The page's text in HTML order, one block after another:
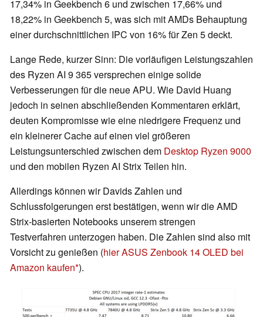
17,34% in Geekbench 6 und zwischen 17,66% und
18,22% in Geekbench 5, was sich mit AMDs Behauptung
einer durchschnittlichen IPC von 16% für Zen 5 deckt.
Lange Rede, kurzer Sinn: Die vorläufigen Leistungszahlen
des Ryzen AI 9 365 versprechen einige solide
Verbesserungen für die neue APU. Wie David Huang
jedoch in seinen abschließenden Kommentaren erklärt,
deuten Kompromisse wie eine niedrigere Frequenz und
ein kleinerer Cache auf einen viel größeren
Leistungsunterschied zwischen dem Desktop Ryzen 9000
und den mobilen Ryzen AI Strix Teilen hin.
Allerdings können wir Davids Zahlen und
Schlussfolgerungen erst bestätigen, wenn wir die AMD
Strix-basierten Notebooks unserem strengen
Testverfahren unterzogen haben. Die Zahlen sind also mit
Vorsicht zu genießen (hier ASUS Zenbook 14 OLED bei
Amazon kaufen ).